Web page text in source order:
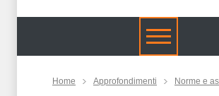
Home Approfondimenti Norme e